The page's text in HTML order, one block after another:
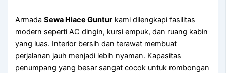
ArmadaSewa Hiace Guntur kami dilengkapi fasilitas
modern seperti AC dingin, kursi empuk, dan ruang kabin
yang luas. Interior bersih dan terawat membuat
perjalanan jauh menjadi lebih nyaman. Kapasitas
penumpang yang besar sangat cocok untuk rombongan